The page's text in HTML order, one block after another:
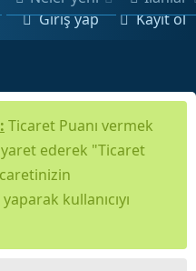
Giriş yap Kayıt ol
Ticaret Puanı vermek
ederek "Ticaret
kullanıcıyı